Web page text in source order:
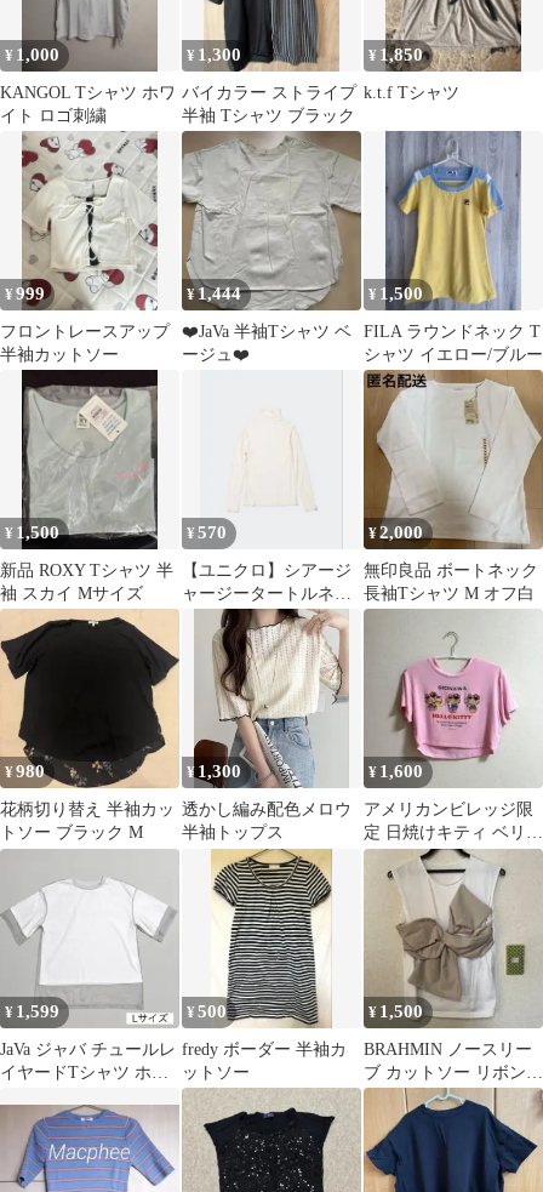
¥ 1,000
KANGOL Tシャツ ホワ
イト ロゴ刺繍
¥ 1,300
バイカラー ストライプ
半袖 Tシャツ ブラック
¥ 1,850
k.t.f Tシャツ
¥999
フロントレースアップ
半袖カットソー
¥1,444
❤️JaVa 半袖Tシャツ ベ
ージュ❤️
¥ 1,500
FILA ラウンドネック T
シャツ イエロー/ブルー
¥ 1,500
新品 ROXY Tシャツ 半
袖 スカイ Mサイズ
¥570
【ユニクロ】シアージ
ャージータートルネッ
クT（長袖）
¥2,000
無印良品 ボートネック
長袖Tシャツ M オフ白
¥980
花柄切り替え 半袖カッ
トソー ブラック M
¥ 1,300
透かし編み配色メロウ
半袖トップス
¥ 1,600
アメリカンビレッジ限
定 日焼けキティ ベリー
ショート丈 Tシャツ
¥ 1,599
JaVa ジャバ チュールレ
イヤードTシャツ ホワ
¥500
fredy ボーダー 半袖カ
ットソー
¥ 1,500
BRAHMIN ノースリー
ブ カットソー リボン
ホワイト 38